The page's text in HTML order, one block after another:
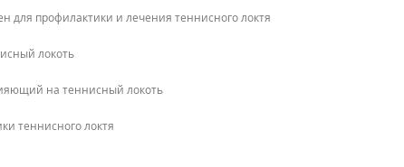
для профилактики и лечения теннисного локтя
локоть
на теннисный локоть
теннисного локтя